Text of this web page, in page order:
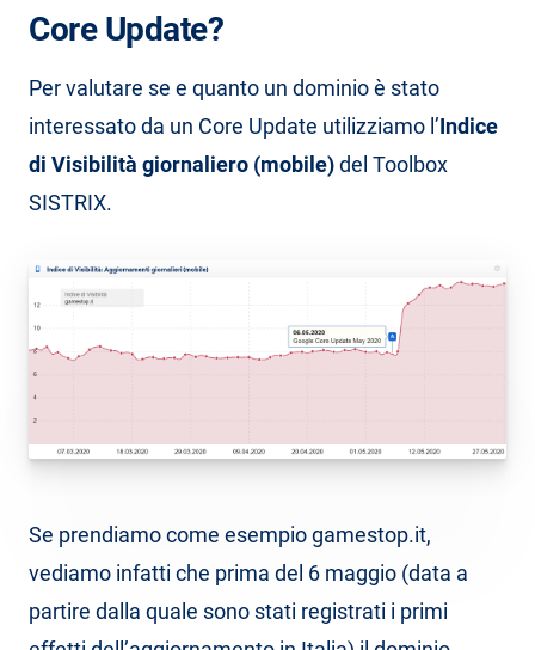
Core Update?
Per valutare se e quanto un dominio è stato
interessato da un Core Update utilizziamo l’Indice
di Visibilità giornaliero (mobile)del Toolbox
SISTRIX.
Se prendiamo come esempio gamestop.it,
vediamo infatti che prima del 6 maggio (data a
partire dalla quale sono stati registrati i primi